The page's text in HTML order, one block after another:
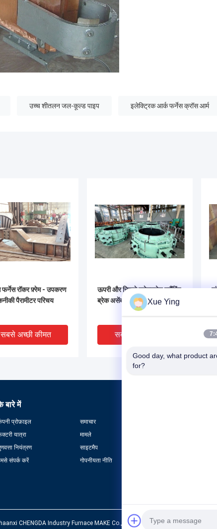
उच्च शीतलन जल-कूल्ड पाइप इलेक्ट्रिक आर्क फर्नेस क्रॉस आर्म
फर्नेस रॉकर फ़्रेम - उपकरण
पैरामीटर परिचय
सबसे अच्छी कीमत
ऊपरी और निचले इलेक्ट्रोड क्लैंपिंग
ब्रेक असेंबली
सबसे अच्छी कीमत
सबसे अच्छी कीमत सबसे अच्छी कीमत
बारे में
प्रोफ़ाइल
यात्रा
नियंत्रण
संपर्क करें
समाचार
मामले
साइटमैप
गोपनीयता नीति
CHENGDA Industry Furnace MAKE Co., Ltd.. All Rights Reserved.
Xue Ying
Good day, what product
for?